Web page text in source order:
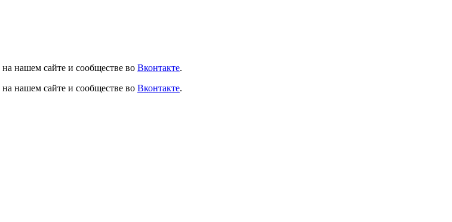
на нашем сайте и сообществе во Вконтакте.
на нашем сайте и сообществе во Вконтакте.